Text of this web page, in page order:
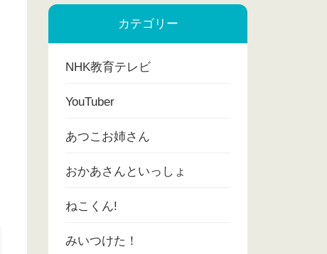
カテゴリー
NHK教育テレビ
YouTuber
あつこお姉さん
おかあさんといっしょ
ねこくん!
みいつけた！